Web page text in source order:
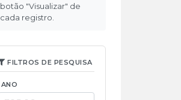
botão "Visualizar" de
cada registro.
FILTROS DE PESQUISA
ANO